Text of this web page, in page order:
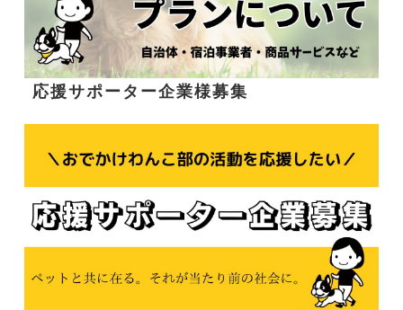
応援サポーター企業様募集